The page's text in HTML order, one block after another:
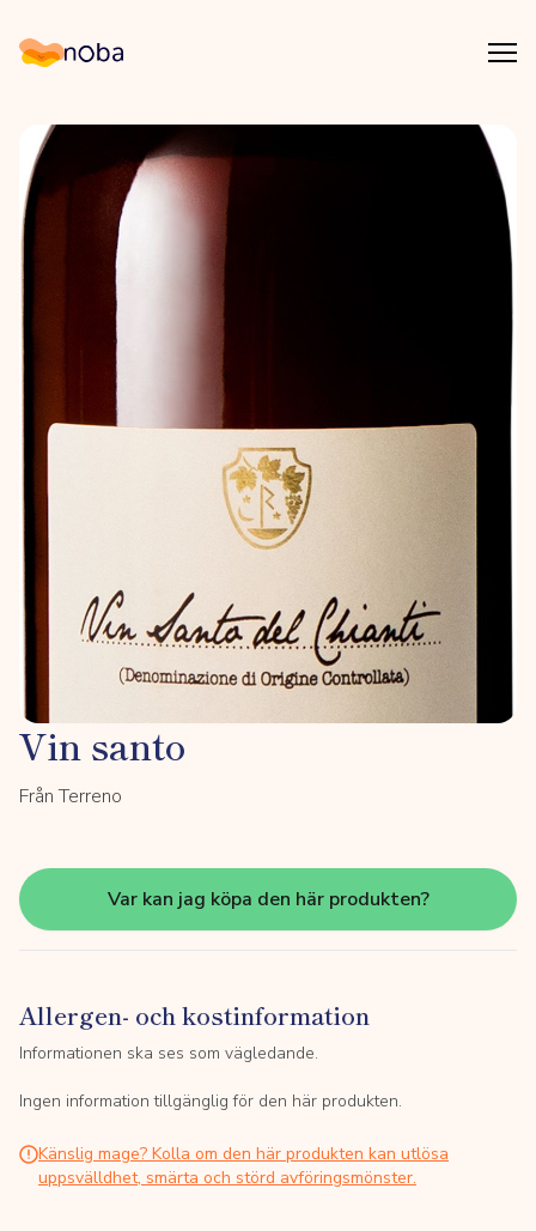
Noba
Vin santo
Från Terreno
Var kan jag köpa den här produkten?
Allergen- och kostinformation
Informationen ska ses som vägledande.
Ingen information tillgänglig för den här produkten.
Känslig mage? Kolla om den här produkten kan utlösa
uppsvälldhet, smärta och störd avföringsmönster.